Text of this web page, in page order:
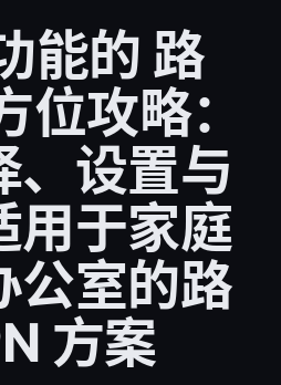
能的 路
位攻略：
、设置与
用于家庭
公室的路
方案